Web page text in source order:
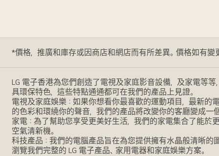
*價格，推廣和庫存或因商店和網店而有所差異。價格如有變
LG 電子香港為您們創造了電視及家庭影音設備，及家電等
具環保特色，這些特點通通都可在我們的產品上見證。
電視及家庭娛樂：如果你想看你最喜歡的運動項目，最新的
的色彩和環繞你的聲音，我們的產品將改變你的客廳變成一
家電：為了幫助您享受更美好生活，我們的家電集合了能
空氣清新機。
科技產品：我們的電腦產品旨在為您提供擁有水晶般清晰的
瀏覽我們完整的 LG 電子產品、家用電器和家庭娛樂方案。